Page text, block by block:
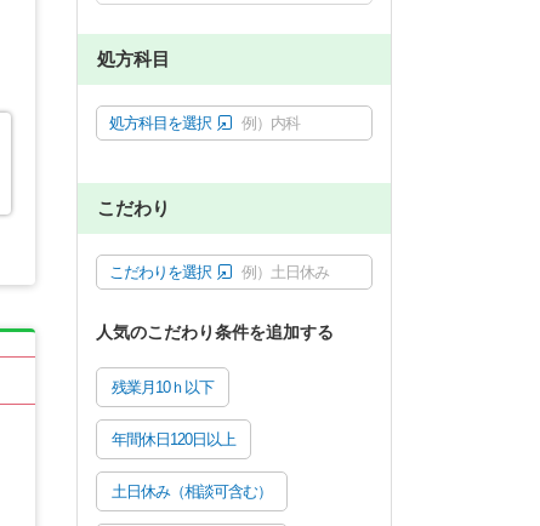
処方科目
処方科目を選択 例）内科
こだわり
こだわりを選択 例）土日休み
人気のこだわり条件を追加する
残業月10ｈ以下
年間休日120日以上
土日休み（相談可含む）